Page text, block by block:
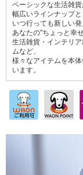
ベーシックな生活雑
幅広いラインナップ
いつ行っても新しい
あなたの"ちょっと幸
生活雑貨・インテリ
ムなど、
様々なアイテムを本
います。